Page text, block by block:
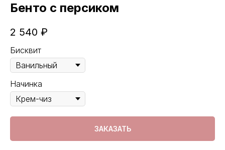
Бенто с персиком
2 540 ₽
Бисквит
Начинка
ЗАКАЗАТЬ